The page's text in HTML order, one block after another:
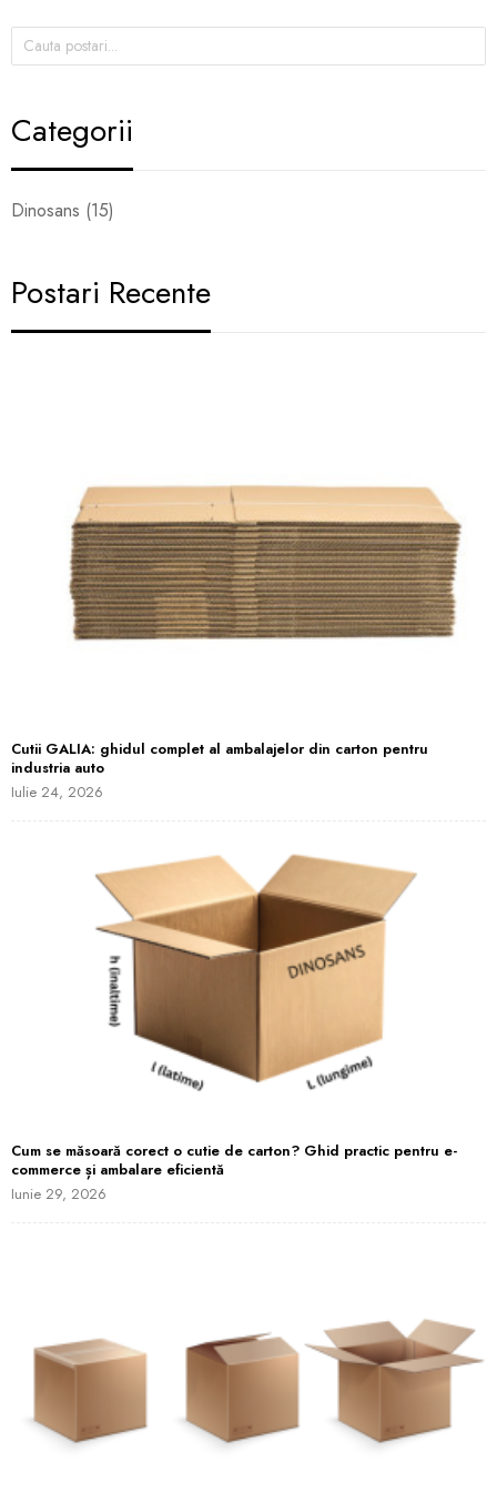
Categorii
Dinosans (15)
Postari Recente
Cutii GALIA: ghidul complet al ambalajelor din carton pentru
industria auto
Iulie 24, 2026
Cum se măsoară corect o cutie de carton? Ghid practic pentru e-
commerce și ambalare eficientă
Iunie 29, 2026